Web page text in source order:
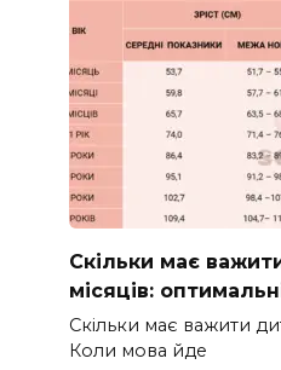
Скільки має
місяців:
Скільки має важити
Коли мова йде